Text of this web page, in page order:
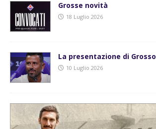
Grosse novità
18 Luglio 2026
La presentazione di Grosso
10 Luglio 2026